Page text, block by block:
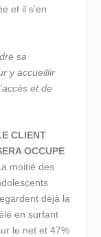
et il s’en
sa
y accueillir
et de
CLIENT
OCCUPE
moitié des
déjà la
en surfant
le net et 47%